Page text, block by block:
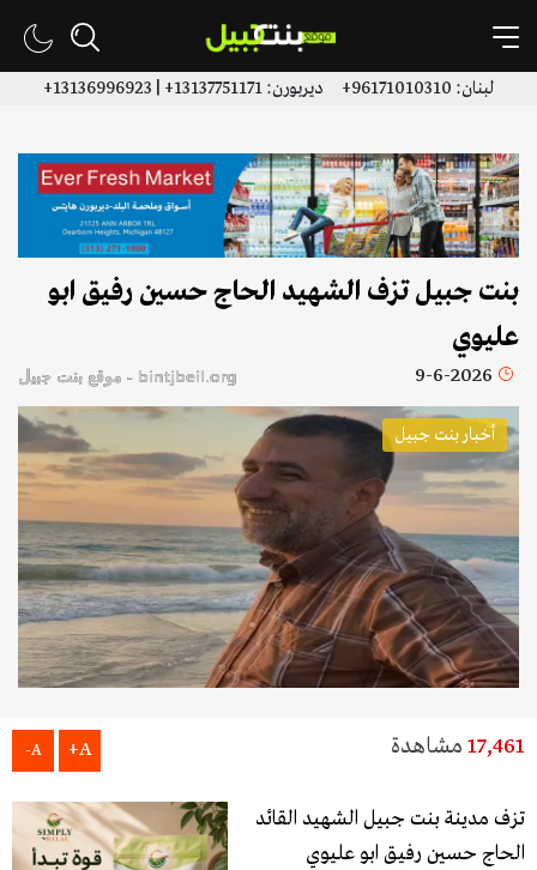
لبنان: 96171010310+ ديربورن: 13137751171+ | 13136996923+
بنت جبيل تزف الشهيد الحاج حسين رفيق ابو
عليوي
9-6-2026 bintjbeil.org - موقع بنت جبيل
أخبار بنت جبيل
17,461 مشاهدة A+
A-
تزف مدينة بنت جبيل الشهيد القائد
الحاج حسين رفيق ابو عليوي